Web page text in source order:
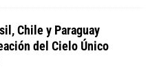
Chile y Paraguay
del Cielo Único